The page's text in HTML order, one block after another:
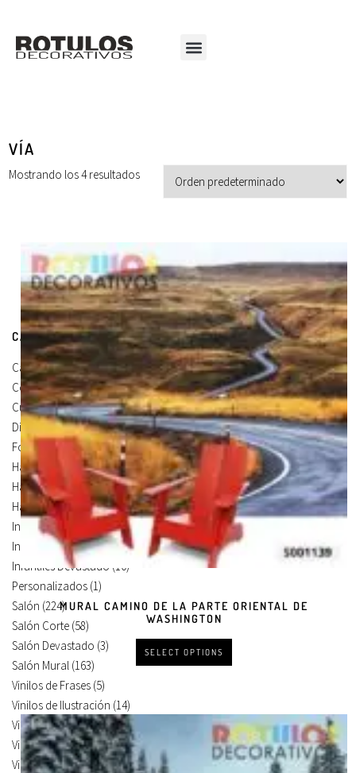
VÍA
Mostrando los 4 resultados
MURAL CAMINO DE LA PARTE ORIENTAL DE
WASHINGTON
SELECT OPTIONS
CATEGORÍAS DE PRODUCTOS
Carteles Para Puertas(3)
Cocina(13)
Cuadros en Vinilos(105)
Diseños en Vinilo(8)
Foto Lienzo
(51)
Habitación
Habitación Corte
(3)
Habitación Devastado (1)
Infantiles
Infantiles Corte(65)
Infantiles Devastado (10)
Personalizados (1)
Salón (224)
Salón Corte (58)
Salón Devastado (3)
Salón Mural (163)
Vinilos de Frases (5)
Vinilos de Ilustración (14)
Vinilos de Marcas(19)
Vinilos de Pegatinas(9)
Vinilos Para Armarios(20)